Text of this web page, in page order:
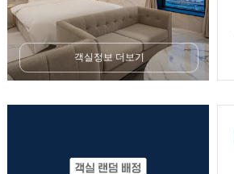
객실정보 더보기